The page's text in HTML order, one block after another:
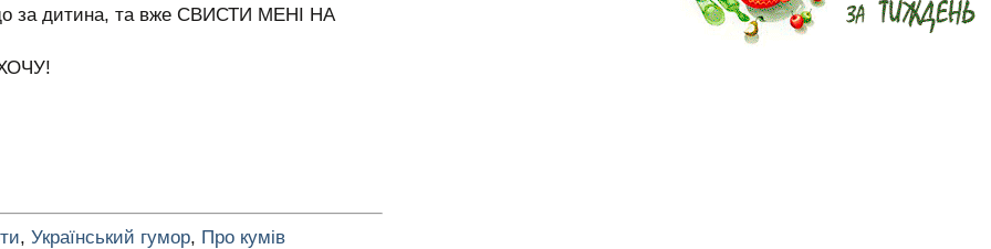
за дитина, та вже СВИСТИ МЕНІ НА
,Український гумор, Про кумів